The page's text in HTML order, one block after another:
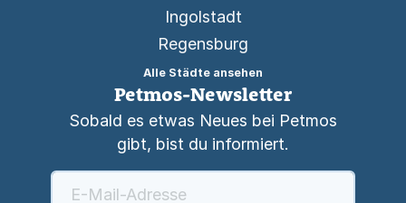
Ingolstadt
Regensburg
Alle Städte ansehen
Petmos-Newsletter
Sobald es etwas Neues bei Petmos
gibt, bist du informiert.